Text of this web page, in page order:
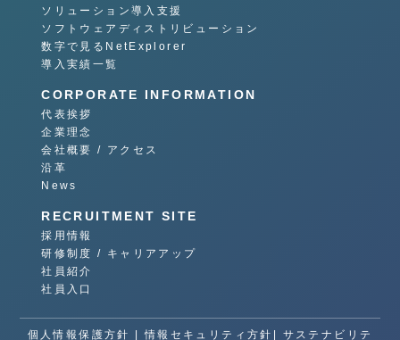
ソリューション導入支援
ソフトウェアディストリビューション
数字で見るNetExplorer
導入実績一覧
CORPORATE INFORMATION
代表挨拶
企業理念
会社概要 / アクセス
沿革
News
RECRUITMENT SITE
採用情報
研修制度 / キャリアアップ
社員紹介
社員入口
個人情報保護方針 |情報セキュリティ方針| サステナビリテ